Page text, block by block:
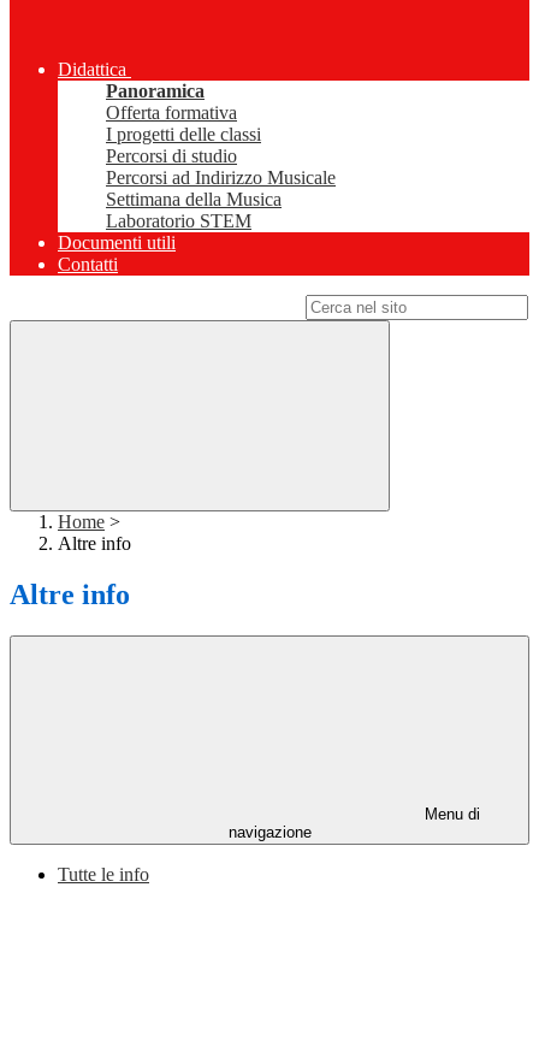
Didattica
Panoramica
Offerta formativa
I progetti delle classi
Percorsi di studio
Percorsi ad Indirizzo Musicale
Settimana della Musica
Laboratorio STEM
Documenti utili
Contatti
Home >
Altre info
Altre info
Menu di
navigazione
Tutte le info